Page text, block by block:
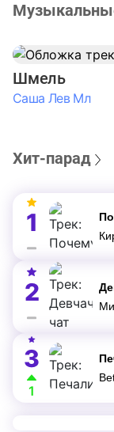
Шмель
Саша Лев Мл
Хит-парад
1
2
3
1